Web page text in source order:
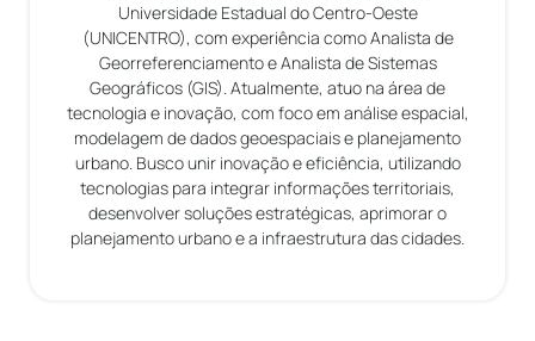
Universidade Estadual do Centro-Oeste
(UNICENTRO), com experiência como Analista de
Georreferenciamento e Analista de Sistemas
Geográficos (GIS). Atualmente, atuo na área de
tecnologia e inovação, com foco em análise espacial,
modelagem de dados geoespaciais e planejamento
urbano. Busco unir inovação e eficiência, utilizando
tecnologias para integrar informações territoriais,
desenvolver soluções estratégicas, aprimorar o
planejamento urbano e a infraestrutura das cidades.